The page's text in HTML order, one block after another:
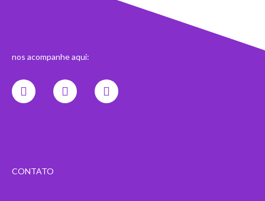
nos acompanhe aqui:
InstagramLinkedinYoutube
CONTATO